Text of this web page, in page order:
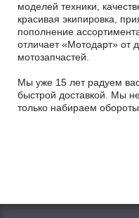
моделей техники,
красивая экипировка,
пополнение
отличает «Мотодарт» от
мотозапчастей.
Мы уже 15 лет радуем
быстрой доставкой. Мы
только набираем